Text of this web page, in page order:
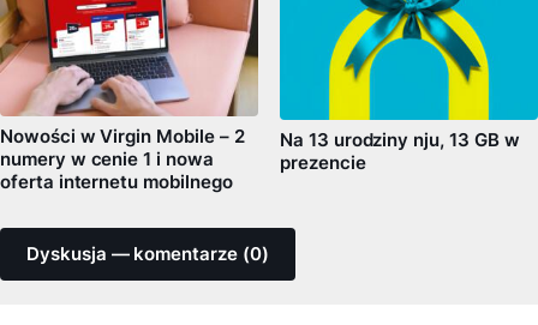
Nowości w Virgin Mobile – 2
numery w cenie 1 i nowa
oferta internetu mobilnego
Na 13 urodziny nju, 13 GB w
prezencie
Dyskusja — komentarze (0)